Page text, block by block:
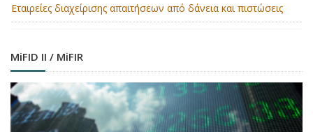
Εταιρείες διαχείρισης απαιτήσεων από δάνεια και πιστώσεις
MiFID II / MiFIR